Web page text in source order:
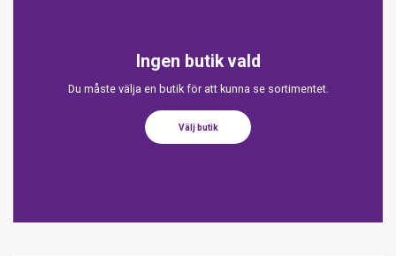
Ingen butik vald
Du måste välja en butik för att kunna se sortimentet.
Välj butik